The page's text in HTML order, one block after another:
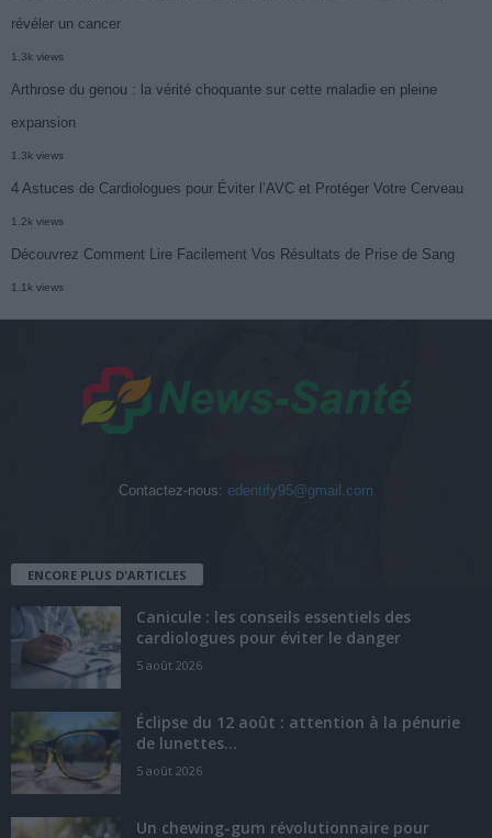
révéler un cancer
1.3k views
Arthrose du genou : la vérité choquante sur cette maladie en pleine
expansion
1.3k views
4 Astuces de Cardiologues pour Éviter l’AVC et Protéger Votre Cerveau
1.2k views
Découvrez Comment Lire Facilement Vos Résultats de Prise de Sang
1.1k views
Contactez-nous: edentify95@gmail.com
ENCORE PLUS D'ARTICLES
Canicule : les conseils essentiels des
cardiologues pour éviter le danger
5 août 2026
Éclipse du 12 août : attention à la pénurie
de lunettes...
5 août 2026
Un chewing-gum révolutionnaire pour